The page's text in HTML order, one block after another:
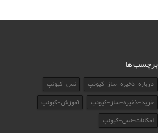
برچسب ها
درباره-ذخیره-ساز-کیونپ
نس-کیونپ
خرید-ذخیره-ساز-کیونپ
آموزش-کیونپ
امکانات-نس-کیونپ